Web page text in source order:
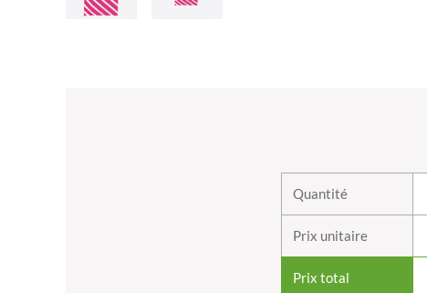
Quantité
Prix unitaire
Prix total